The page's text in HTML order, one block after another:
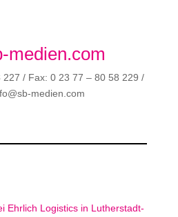
medien.com
227 / Fax: 0 23 77 – 80 58 229 /
medien.com